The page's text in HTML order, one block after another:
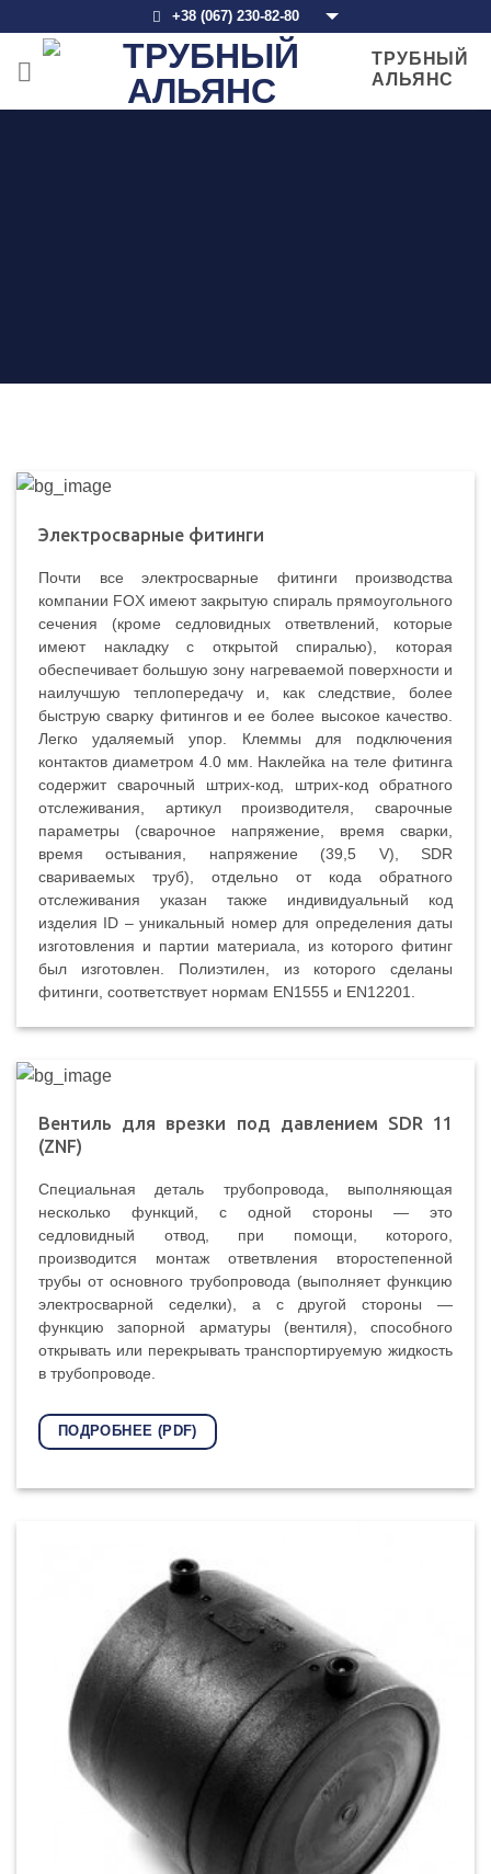
content
+38 (067) 230-82-80
ТРУБНЫЙ
АЛЬЯНС
Электросварные фитинги
Почти все электросварные фитинги производства
компании FOX имеют закрытую спираль прямоугольного
сечения (кроме седловидных ответвлений, которые
имеют накладку с открытой спиралью), которая
обеспечивает большую зону нагреваемой поверхности и
наилучшую теплопередачу и, как следствие, более
быструю сварку фитингов и ее более высокое качество.
Легко удаляемый упор. Клеммы для подключения
контактов диаметром 4.0 мм. Наклейка на теле фитинга
содержит сварочный штрих-код, штрих-код обратного
отслеживания, артикул производителя, сварочные
параметры (сварочное напряжение, время сварки,
время остывания, напряжение (39,5 V), SDR
свариваемых труб), отдельно от кода обратного
отслеживания указан также индивидуальный код
изделия ID – уникальный номер для определения даты
изготовления и партии материала, из которого фитинг
был изготовлен. Полиэтилен, из которого сделаны
фитинги, соответствует нормам EN1555 и EN12201.
Вентиль для врезки под давлением SDR 11
(ZNF)
Специальная деталь трубопровода, выполняющая
несколько функций, с одной стороны — это
седловидный отвод, при помощи, которого,
производится монтаж ответвления второстепенной
трубы от основного трубопровода (выполняет функцию
электросварной седелки), а с другой стороны —
функцию запорной арматуры (вентиля), способного
открывать или перекрывать транспортируемую жидкость
в трубопроводе.
ПОДРОБНЕЕ (PDF)